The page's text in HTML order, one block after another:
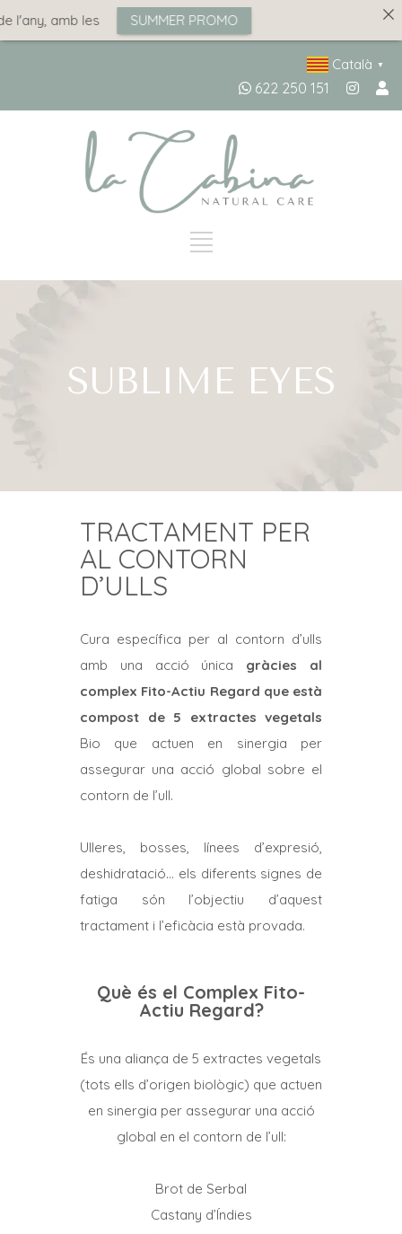
Català ▼
622 250 151
SUBLIME EYES
TRACTAMENT PER
AL CONTORN
D’ULLS
Cura específica per al contorn d’ulls
amb una acció única gràcies al
complex Fito-Actiu Regard que està
compost de 5 extractes vegetals
Bio que actuen en sinergia per
assegurar una acció global sobre el
contorn de l’ull.
Ulleres, bosses, línees d’expresió,
deshidratació… els diferents signes de
fatiga són l’objectiu d’aquest
tractament i l’eficàcia està provada.
Què és el Complex Fito-
Actiu Regard?
És una aliança de 5 extractes vegetals
(tots ells d’origen biològic) que actuen
en sinergia per assegurar una acció
global en el contorn de l’ull:
Brot de Serbal
Castany d’Índies
amb les SUMMER PROMO